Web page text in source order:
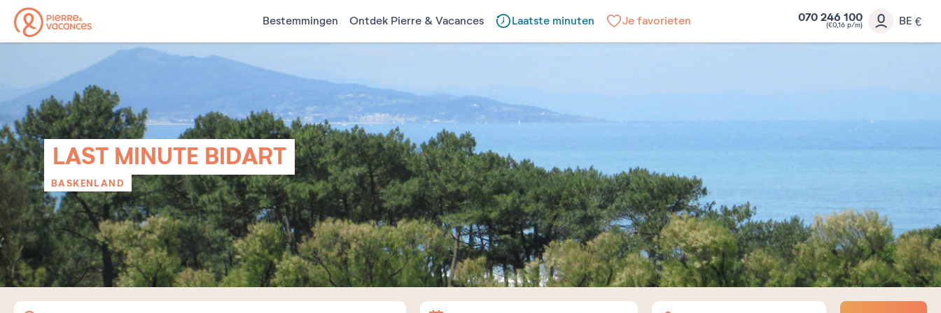
Bestemmingen Ontdek Pierre & Vacances Laatste minuten Je favorieten 070 246 100
(€0,16 p/m) BE €
LAST MINUTE BIDART
BASKENLAND